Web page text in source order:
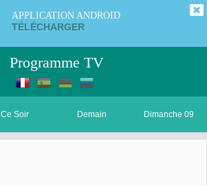
APPLICATION ANDROID
TÉLÉCHARGER
Programme TV
Ce Soir Demain Dimanche 09